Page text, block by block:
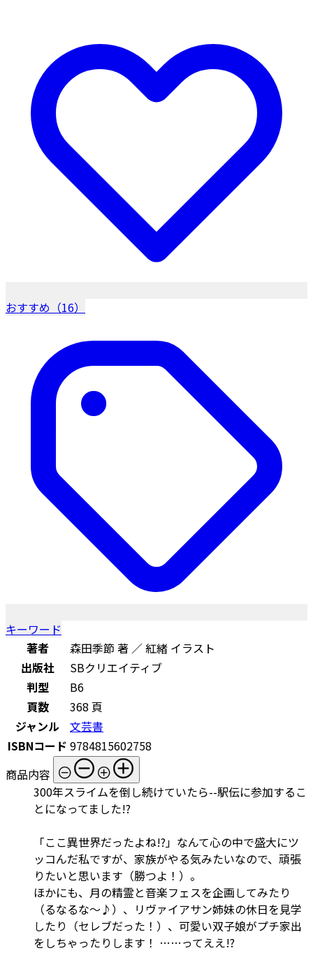
おすすめ（16）
キーワード
著者
森田季節 著 ／ 紅緒 イラスト
出版社
SBクリエイティブ
判型
B6
頁数
368 頁
ジャンル
文芸書
ISBNコード 9784815602758
商品内容
300年スライムを倒し続けていたら--駅伝に参加するこ
とになってました!?
「ここ異世界だったよね!?」なんて心の中で盛大にツ
ッコんだ私ですが、家族がやる気みたいなので、頑張
りたいと思います（勝つよ！）。
ほかにも、月の精霊と音楽フェスを企画してみたり
（るなるな～♪）、リヴァイアサン姉妹の休日を見学
したり（セレブだった！）、可愛い双子娘がプチ家出
をしちゃったりします！ ……ってええ!?